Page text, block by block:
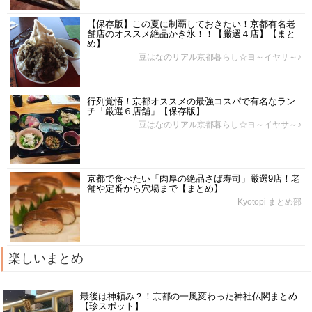
【保存版】この夏に制覇しておきたい！京都有名老
舗店のオススメ絶品かき氷！！【厳選４店】【まと
め】
豆はなのリアル京都暮らし☆ヨ～イヤサ～♪
行列覚悟！京都オススメの最強コスパで有名なラン
チ「厳選６店舗」【保存版】
豆はなのリアル京都暮らし☆ヨ～イヤサ～♪
京都で食べたい「肉厚の絶品さば寿司」厳選9店！老
舗や定番から穴場まで【まとめ】
Kyotopi まとめ部
楽しいまとめ
最後は神頼み？！京都の一風変わった神社仏閣まとめ
【珍スポット】